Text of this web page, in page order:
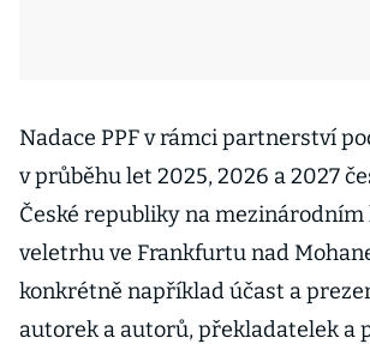
Nadace PPF v rámci partnerství
v průběhu let 2025, 2026 a 2027
České republiky na
veletrhu ve Frankfurtu nad
konkrétně například účast a
autorek a autorů, překladatelek a